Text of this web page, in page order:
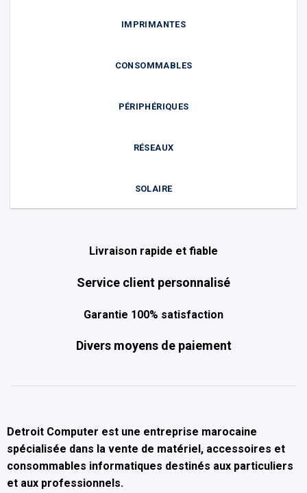
IMPRIMANTES
CONSOMMABLES
PÉRIPHÉRIQUES
RÉSEAUX
SOLAIRE
Livraison rapide et fiable
Service client personnalisé
Garantie 100% satisfaction
Divers moyens de paiement
Detroit Computer est une entreprise marocaine
spécialisée dans la vente de matériel, accessoires et
consommables informatiques destinés aux particuliers
et aux professionnels.